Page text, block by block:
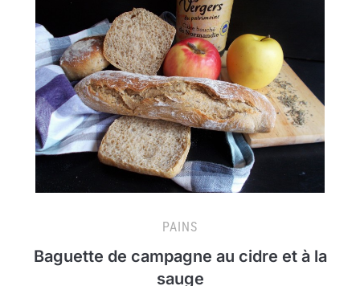
PAINS
Baguette de campagne au cidre et à la
sauge